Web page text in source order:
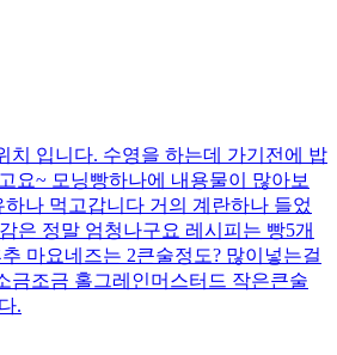
치 입니다. 수영을 하는데 가기전에 밥
요~ 모닝빵하나에 내용물이 많아보
나 먹고갑니다 거의 계란하나 들었
은 정말 엄청나구요 레시피는 빵5개
마요네즈는 2큰술정도? 많이넣는걸
금조금 홀그레인머스터드 작은큰술
.